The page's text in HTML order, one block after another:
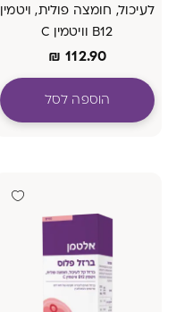
לעיכול, חומצה פולית, ויטמין
B12 וויטמין C
כשר למהדרין
₪ 112.90
הוספה לסל